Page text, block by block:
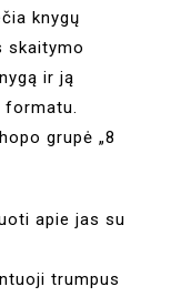
knygų
skaitymo
ir ją
formatu.
grupė „8
apie jas su
trumpus